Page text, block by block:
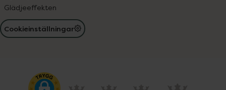
Glädjeeffekten
Cookieinställningar